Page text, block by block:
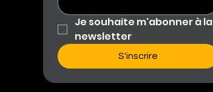
Je souhaite m'abonner à la
newsletter
S'inscrire